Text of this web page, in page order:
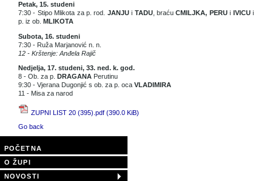
Petak, 15. studeni
7:30 - Stipo Mlikota za p. rod. JANJUi TADU, braćuCMILJKA, PERUi IVICUi
p. iz ob. MLIKOTA
Subota, 16. studeni
7:30 - Ruža Marjanović n. n.
12 - Krštenje: Anđela Rajič
Nedjelja, 17. studeni, 33. ned. k. god.
8 - Ob. za p. DRAGANA Perutinu
9:30 - Vjerana Dugonjić s ob. za p. oca VLADIMIRA
11 - Misa za narod
ZUPNI LIST 20 (395).pdf (390.0 KiB)
Go back
POČETNA
O ŽUPI
NOVOSTI